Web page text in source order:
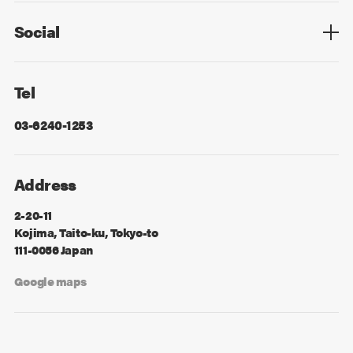
Social
Tel
03-6240-1253
Address
2-20-11
Kojima, Taito-ku, Tokyo-to
111-0056 Japan
Google maps